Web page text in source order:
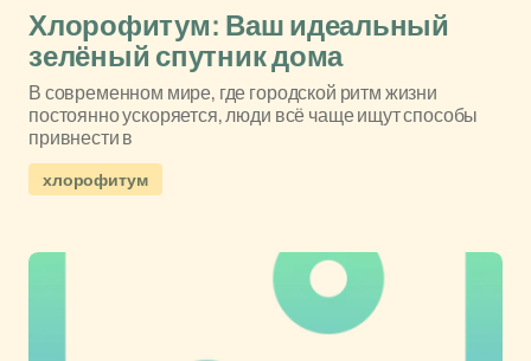
Хлорофитум: Ваш идеальный
зелёный спутник дома
В современном мире, где городской ритм жизни
постоянно ускоряется, люди всё чаще ищут способы
привнести в
хлорофитум